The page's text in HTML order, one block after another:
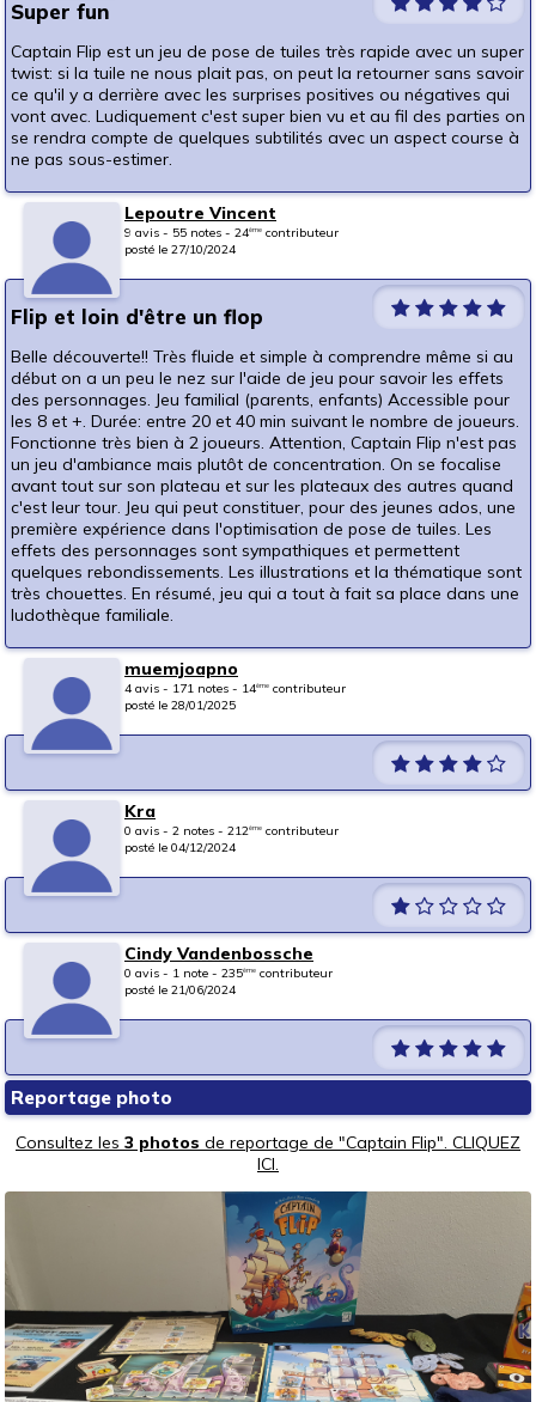
Super fun
Captain Flip est un jeu de pose de tuiles très rapide avec un super
twist: si la tuile ne nous plait pas, on peut la retourner sans savoir
ce qu'il y a derrière avec les surprises positives ou négatives qui
vont avec. Ludiquement c'est super bien vu et au fil des parties on
se rendra compte de quelques subtilités avec un aspect course à
ne pas sous-estimer.
Lepoutre Vincent
9 avis - 55 notes - 24ème contributeur
posté le 27/10/2024
Flip et loin d'être un flop
Belle découverte!! Très fluide et simple à comprendre même si au
début on a un peu le nez sur l'aide de jeu pour savoir les effets
des personnages. Jeu familial (parents, enfants) Accessible pour
les 8 et +. Durée: entre 20 et 40 min suivant le nombre de joueurs.
Fonctionne très bien à 2 joueurs. Attention, Captain Flip n'est pas
un jeu d'ambiance mais plutôt de concentration. On se focalise
avant tout sur son plateau et sur les plateaux des autres quand
c'est leur tour. Jeu qui peut constituer, pour des jeunes ados, une
première expérience dans l'optimisation de pose de tuiles. Les
effets des personnages sont sympathiques et permettent
quelques rebondissements. Les illustrations et la thématique sont
très chouettes. En résumé, jeu qui a tout à fait sa place dans une
ludothèque familiale.
muemjoapno
4 avis - 171 notes - 14ème contributeur
posté le 28/01/2025
Kra
0 avis - 2 notes - 212ème contributeur
posté le 04/12/2024
Cindy Vandenbossche
0 avis - 1 note - 235ème contributeur
posté le 21/06/2024
Reportage photo
Consultez les 3 photos de reportage de "Captain Flip". CLIQUEZ
ICI.